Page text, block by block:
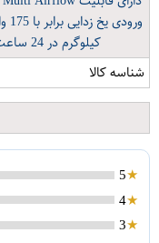
کیلوگرم در 24 ساعت طول کابل برق برابر با 185 سانتی متر
شناسه کالا
5
4
3